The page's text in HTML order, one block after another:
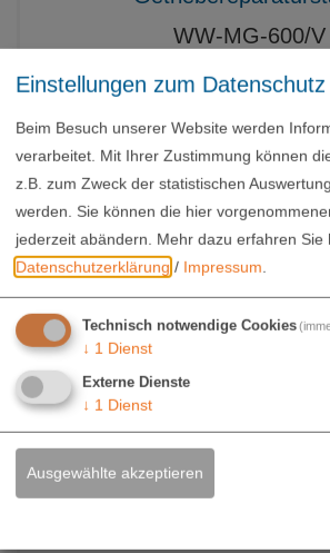
WW-MG-600/V
1.690,00 €
Einstellungen zum Datenschutz
Beim Besuch unserer Website werden
verarbeitet. Mit Ihrer Zustimmung können
z.B. zum Zweck der statistischen
werden. Sie können die hier
jederzeit abändern. Mehr dazu erfahren Sie
Datenschutzerklärung / Impressum.
Technisch notwendige Cookies
↓ 1 Dienst
Externe Dienste
↓ 1 Dienst
Ausgewählte akzeptieren